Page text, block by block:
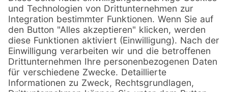
Unsere Leistungen
Maßgeschneiderte Webseite
Online Shop
Laufende SEO Betreuung
SEO-Audit